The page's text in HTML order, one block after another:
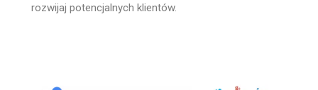
rozwijaj potencjalnych klientów.